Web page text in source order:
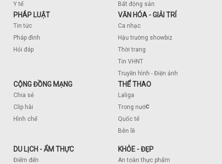
Y tế
Bất động sản
PHÁP LUẬT
Tin tức
Pháp đình
Hỏi đáp
VĂN HÓA - GIẢI TRÍ
Ca nhạc
Hậu trường showbiz
Thời trang
Tin VHNT
Truyền hình - Điện ảnh
CỘNG ĐỒNG MẠNG
Chia sẻ
Clip hài
Hình chế
THỂ THAO
Laliga
Trong nước
Quốc tế
Bên lề
DU LỊCH - ẨM THỰC
Điểm đến
KHỎE - ĐẸP
An toàn thực phẩm